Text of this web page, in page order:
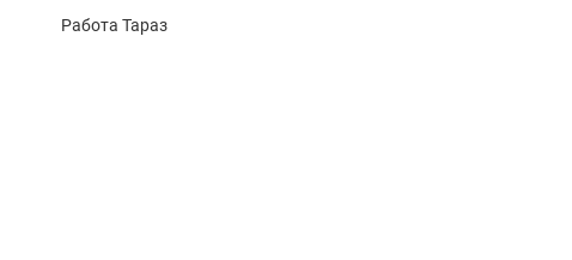
Работа Тараз